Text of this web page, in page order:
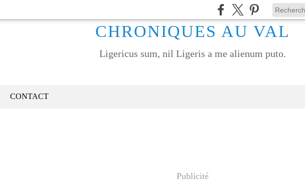
CHRONIQUES AU VAL
Ligericus sum, nil Ligeris a me alienum puto.
CONTACT
Publicité